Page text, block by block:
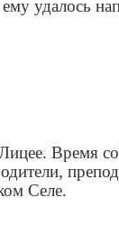
удалось
Время
Селе.